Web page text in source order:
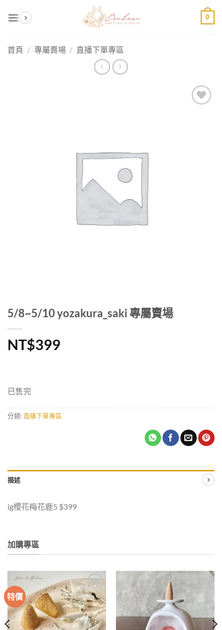
0
首頁 / 專屬賣場 / 直播下單專區
5/8~5/10 yozakura_saki 專屬賣場
NT$399
已售完
分類: 直播下單專區
描述
ig櫻花梅花鹿5 $399
加購專區
特價
加入
收藏
收藏